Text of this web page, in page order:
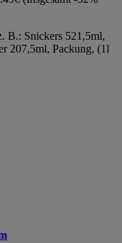
B.: Snickers 521,5ml,
207,5ml, Packung, (1l